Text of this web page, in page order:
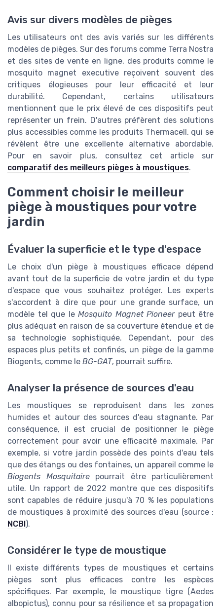
Avis sur divers modèles de pièges
Les utilisateurs ont des avis variés sur les différents
modèles de pièges. Sur des forums comme Terra Nostra
et des sites de vente en ligne, des produits comme le
mosquito magnet executive reçoivent souvent des
critiques élogieuses pour leur efficacité et leur
durabilité. Cependant, certains utilisateurs
mentionnent que le prix élevé de ces dispositifs peut
représenter un frein. D'autres préfèrent des solutions
plus accessibles comme les produits Thermacell, qui se
révèlent être une excellente alternative abordable.
Pour en savoir plus, consultez cet article sur
comparatif des meilleurs pièges à moustiques.
Comment choisir le meilleur
piège à moustiques pour votre
jardin
Évaluer la superficie et le type d'espace
Le choix d'un piège à moustiques efficace dépend
avant tout de la superficie de votre jardin et du type
d'espace que vous souhaitez protéger. Les experts
s'accordent à dire que pour une grande surface, un
modèle tel que le Mosquito Magnet Pioneerpeut être
plus adéquat en raison de sa couverture étendue et de
sa technologie sophistiquée. Cependant, pour des
espaces plus petits et confinés, un piège de la gamme
Biogents, comme le BG-GAT, pourrait suffire.
Analyser la présence de sources d'eau
Les moustiques se reproduisent dans les zones
humides et autour des sources d'eau stagnante. Par
conséquence, il est crucial de positionner le piège
correctement pour avoir une efficacité maximale. Par
exemple, si votre jardin possède des points d'eau tels
que des étangs ou des fontaines, un appareil comme le
Biogents Mosquitairepourrait être particulièrement
utile. Un rapport de 2022 montre que ces dispositifs
sont capables de réduire jusqu'à 70 % les populations
de moustiques à proximité des sources d'eau (source :
NCBI).
Considérer le type de moustique
Il existe différents types de moustiques et certains
pièges sont plus efficaces contre les espèces
spécifiques. Par exemple, le moustique tigre (Aedes
albopictus), connu pour sa résilience et sa propagation